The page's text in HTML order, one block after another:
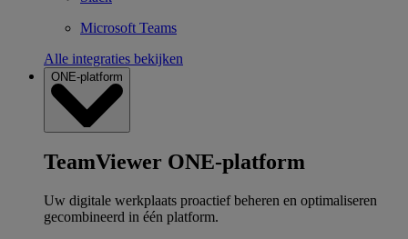
Microsoft Teams
Alle integraties bekijken
ONE-platform
TeamViewer ONE-platform
Uw digitale werkplaats proactief beheren en optimaliseren
gecombineerd in één platform.